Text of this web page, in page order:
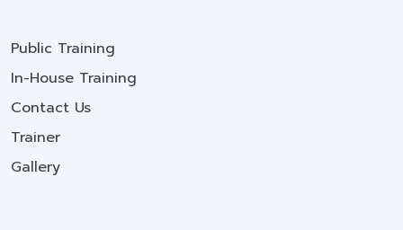
Public Training
In-House Training
Contact Us
Trainer
Gallery